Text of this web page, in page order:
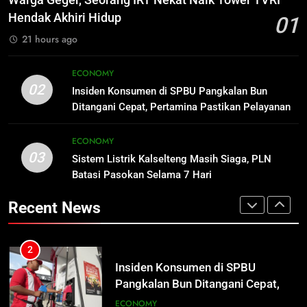
Hidup
REGION
Pangkalan Bun Ditangani Cepat,
Pertamina Pastikan Pelayanan
ECONOMY
3
Sistem Listrik Kalselteng Masih
Siaga, PLN Batasi Pasokan Selama
Pertamina Targetkan Antrean di
SPBU Sampit Segera Terurai
ECONOMY
Hendak Akhiri Hidup
01
21 hours ago
02
ECONOMY
Insiden Konsumen di SPBU Pangkalan Bun
Ditangani Cepat, Pertamina Pastikan Pelayanan
Tetap Jalan
03
ECONOMY
Sistem Listrik Kalselteng Masih Siaga, PLN
Batasi Pasokan Selama 7 Hari
Recent News
Anggaran Lebih Maksimal
Warga Geger, Seorang IRT Nekat
Naik Tower TVRI Hendak Akhiri
REGION
2
Insiden Konsumen di SPBU
Pangkalan Bun Ditangani Cepat,
Pertamina Pastikan Pelayanan
Tetap Jalan
3
Sistem Listrik Kalselteng Masih
Siaga, PLN Batasi Pasokan Selama
7 Hari
ECONOMY